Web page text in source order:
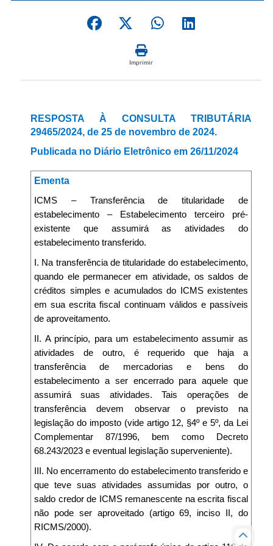
Imprimir
RESPOSTA À CONSULTA TRIBUTÁRIA
29465/2024, de 25 de novembro de 2024.
Publicada no Diário Eletrônico em 26/11/2024
Ementa
ICMS – Transferência de titularidade de
estabelecimento – Estabelecimento terceiro pré-
existente que assumirá as atividades do
estabelecimento transferido.
I. Na transferência de titularidade do estabelecimento,
quando ele permanecer em atividade, os saldos de
créditos simples e acumulados do ICMS existentes
em sua escrita fiscal continuam válidos e passíveis
de aproveitamento.
II. A princípio, para um estabelecimento assumir as
atividades de outro, é requerido que haja a
transferência de mercadorias e bens do
estabelecimento a ser encerrado para aquele que
assumirá suas atividades. Tais operações de
transferência devem observar o previsto na
legislação do imposto (vide artigo 12, §4º e 5º, da Lei
Complementar 87/1996, bem como Decreto
68.243/2023 e eventual legislação superveniente).
III. No encerramento do estabelecimento transferido e
que teve suas atividades assumidas por outro, o
saldo credor de ICMS remanescente na escrita fiscal
não pode ser aproveitado (artigo 69, inciso II, do
RICMS/2000).